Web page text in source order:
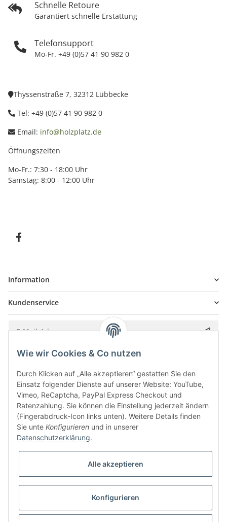
Schnelle Retoure
Garantiert schnelle Erstattung
Telefonsupport
Mo-Fr. +49 (0)57 41 90 982 0
Thyssenstraße 7, 32312 Lübbecke
Tel: +49 (0)57 41 90 982 0
Email: info@holzplatz.de
Öffnungszeiten
Mo-Fr.: 7:30 - 18:00 Uhr
Samstag: 8:00 - 12:00 Uhr
Information
Kundenservice
Bitte senden Sie mir entsprechend IhrerDatenschutzerklärung
* Alle Preise inkl. gesetzlicher USt., zzgl.
Besucherzähler: 5857344
UmsetzungVlarom E-Commerce Agentur| Powered byJTL-Shop|
Wie wir Cookies & Co nutzen
Durch Klicken auf „Alle akzeptieren“ gestatten Sie den
Einsatz folgender Dienste auf unserer Website: YouTube,
Vimeo, ReCaptcha, PayPal Express Checkout und
Ratenzahlung. Sie können die Einstellung jederzeit ändern
(Fingerabdruck-Icon links unten). Weitere Details finden
Sie unte Konfigurieren und in unserer
Datenschutzerklärung.
Alle akzeptieren
Konfigurieren